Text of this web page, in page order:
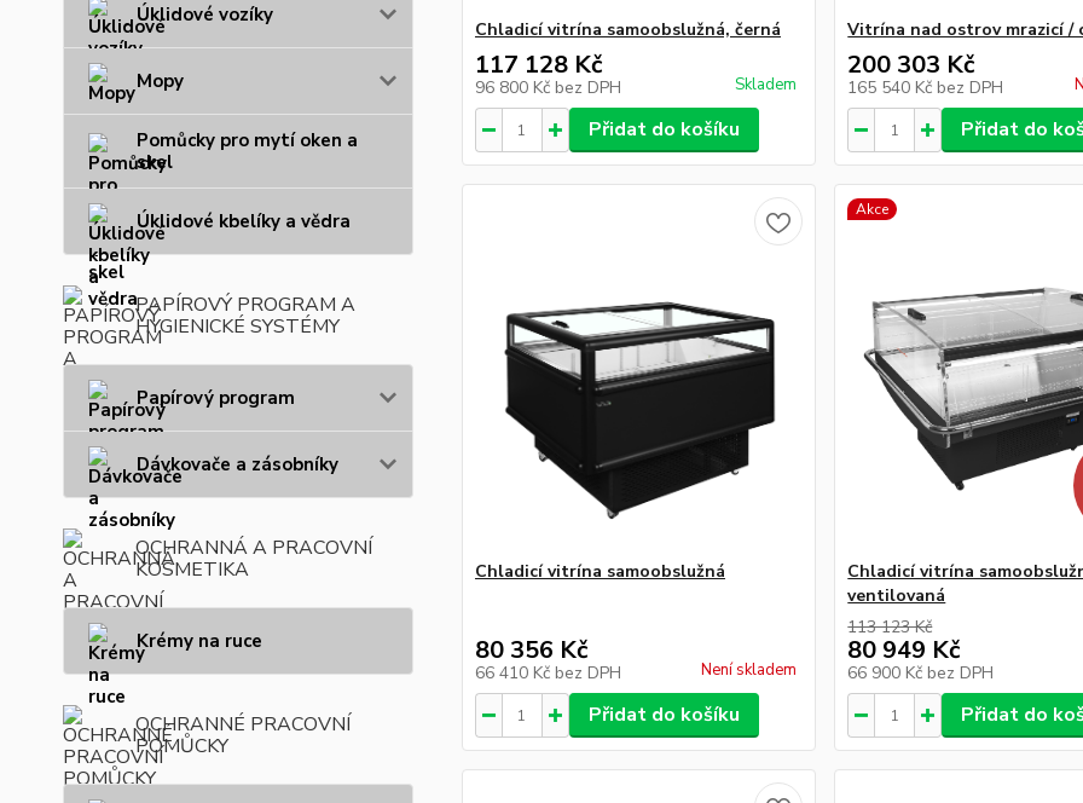
Úklidové vozíky
Mopy
Pomůcky pro mytí oken a
skel
Úklidové kbelíky a vědra
PAPÍROVÝ PROGRAM A
HYGIENICKÉ SYSTÉMY
Papírový program
Dávkovače a zásobníky
OCHRANNÁ A PRACOVNÍ
KOSMETIKA
Krémy na ruce
OCHRANNÉ PRACOVNÍ
POMŮCKY
Chladicí vitrína samoobslužná, černá
117 128 Kč
96 800 Kč bez DPH Skladem
Přidat do košíku
Vitrína nad ostrov mrazicí /
200 303 Kč
165 540 Kč bez DPH
Přidat do
Chladicí vitrína samoobslužná
80 356 Kč
66 410 Kč bez DPH Není skladem
Přidat do košíku
Akce
Chladicí vitrína
ventilovaná
113 123 Kč
80 949 Kč
66 900 Kč bez DPH
Přidat do